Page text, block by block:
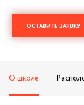
ОСТАВИТЬ ЗАЯВКУ
О школе